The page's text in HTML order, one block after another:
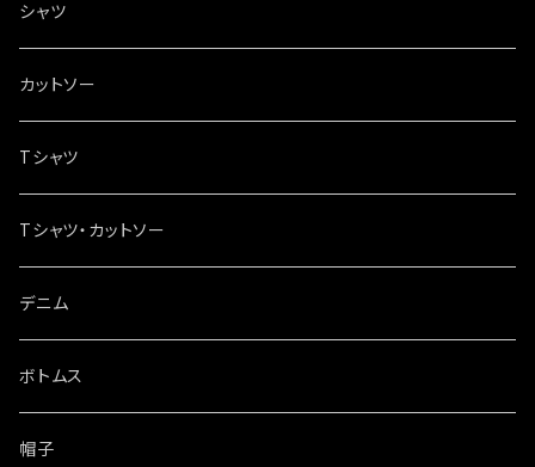
シャツ
カットソー
Tシャツ
Tシャツ・カットソー
デニム
ボトムス
帽子